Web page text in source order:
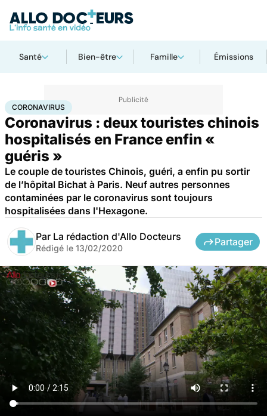
Santé Bien-être Famille Émissions
AccueilSantéMaladies Coronavirus
CORONAVIRUS
Coronavirus : deux touristes chinois
hospitalisés en France enfin «
guéris »
Le couple de touristes Chinois, guéri, a enfin pu sortir
de l’hôpital Bichat à Paris. Neuf autres personnes
contaminées par le coronavirus sont toujours
hospitalisées dans l'Hexagone.
Par La rédaction d'Allo Docteurs
Rédigé le 13/02/2020
Partager